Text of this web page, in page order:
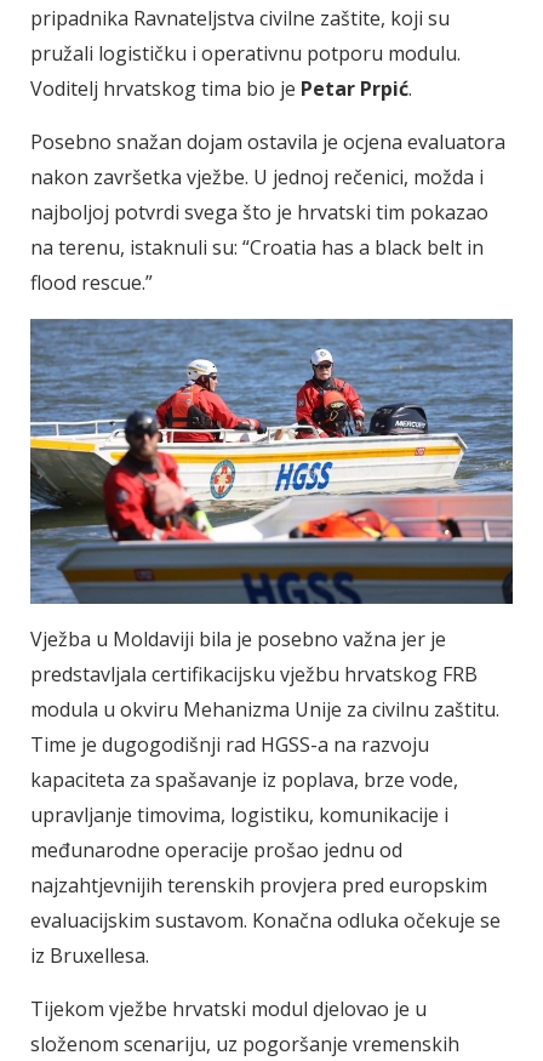
pripadnika Ravnateljstva civilne zaštite, koji su
pružali logističku i operativnu potporu modulu.
Voditelj hrvatskog tima bio je Petar Prpić.
Posebno snažan dojam ostavila je ocjena evaluatora
nakon završetka vježbe. U jednoj rečenici, možda i
najboljoj potvrdi svega što je hrvatski tim pokazao
na terenu, istaknuli su: “Croatia has a black belt in
flood rescue.”
Vježba u Moldaviji bila je posebno važna jer je
predstavljala certifikacijsku vježbu hrvatskog FRB
modula u okviru Mehanizma Unije za civilnu zaštitu.
Time je dugogodišnji rad HGSS-a na razvoju
kapaciteta za spašavanje iz poplava, brze vode,
upravljanje timovima, logistiku, komunikacije i
međunarodne operacije prošao jednu od
najzahtjevnijih terenskih provjera pred europskim
evaluacijskim sustavom. Konačna odluka očekuje se
iz Bruxellesa.
Tijekom vježbe hrvatski modul djelovao je u
složenom scenariju, uz pogoršanje vremenskih